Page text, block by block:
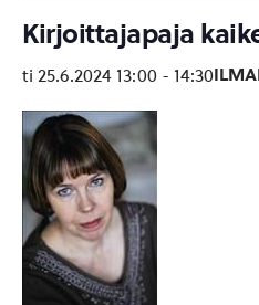
Kirjoittajapaja
ti 25.6.2024 13:00 - 14:30